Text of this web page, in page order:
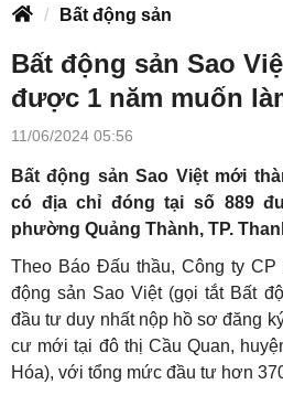
Bất động sản
Bất động sản Sao
được 1 năm muốn
11/06/2024 05:56
Bất động sản Sao Việt mới
có địa chỉ đóng tại số 889
phường Quảng Thành, TP.
Theo Báo Đấu thầu, Công ty
động sản Sao Việt (gọi tắt Bất
đầu tư duy nhất nộp hồ sơ đăng
cư mới tại đô thị Cầu Quan,
Hóa), với tổng mức đầu tư hơn